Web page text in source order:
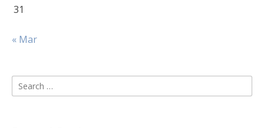
31
« Mar
Search
for: